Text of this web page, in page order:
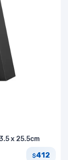
x 25.5cm
$412